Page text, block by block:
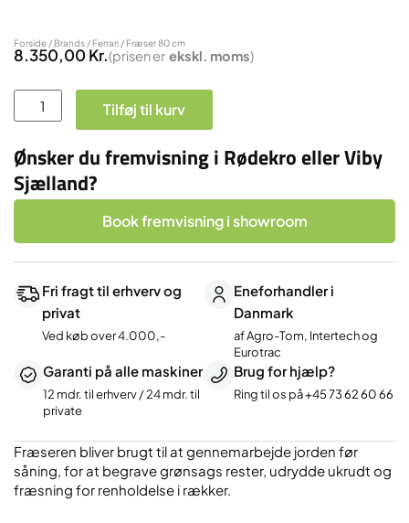
Forside / Brands / Ferrari / Fræser 80 cm
8.350,00Kr.(prisen er ekskl. moms)
Fræser
80
antal
Tilføj til kurv
Ønsker du fremvisning i Rødekro eller Viby
Sjælland?
Book fremvisning i showroom
Fri fragt til erhverv og
privat
Ved køb over 4.000,-
Eneforhandler i
Danmark
af Agro-Tom, Intertech og
Eurotrac
Garanti på alle maskiner
12 mdr. til erhverv / 24 mdr. til
private
Brug for hjælp?
Ring til os på+45 73 62 60 66
Fræseren bliver brugt til at gennemarbejde jorden før
såning, for at begrave grønsags rester, udrydde ukrudt og
fræsning for renholdelse i rækker.